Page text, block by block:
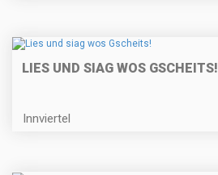
LIES UND SIAG WOS GSCHEITS!
Innviertel